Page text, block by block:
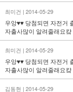
최미건 | 2014-05-29
우앙♥♥ 당첨되면 자전거
자출사많이 알려줄래요컄
최미건 | 2014-05-29
우앙♥♥ 당첨되면 자전거
자출사많이 알려줄래요컄
김동현 | 2014-05-29